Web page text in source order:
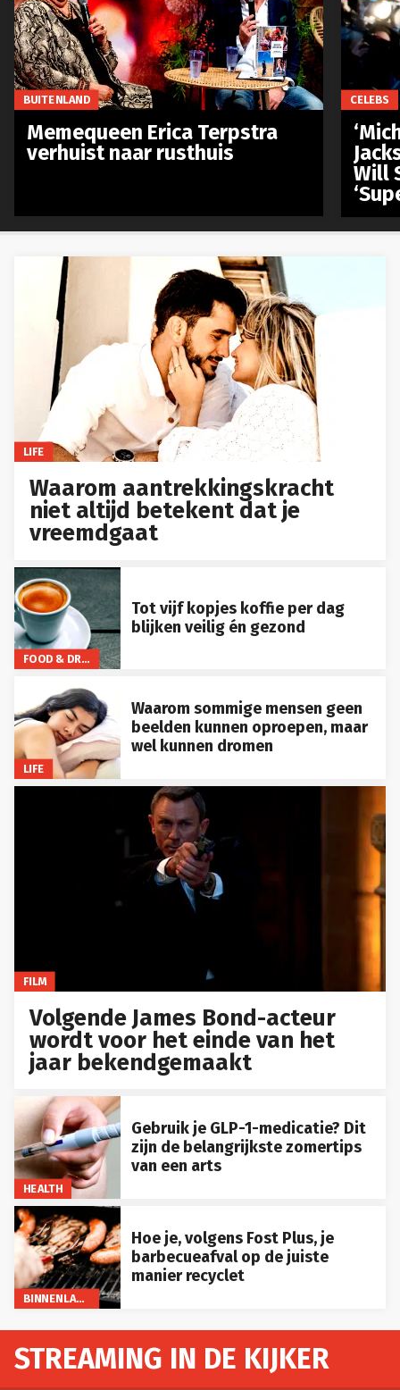
LIFE
Waarom aantrekkingskracht
niet altijd betekent dat je
vreemdgaat
FOOD & DRINKS
Tot vijf kopjes koffie per dag
blijken veilig én gezond
LIFE
Waarom sommige mensen geen
beelden kunnen oproepen, maar
wel kunnen dromen
FILM
Volgende James Bond-acteur
wordt voor het einde van het
jaar bekendgemaakt
HEALTH
Gebruik je GLP-1-medicatie? Dit
zijn de belangrijkste zomertips
van een arts
BINNENLAND
Hoe je, volgens Fost Plus, je
barbecueafval op de juiste
manier recyclet
BUITENLAND
Memequeen Erica Terpstra
verhuist naar rusthuis
CELEBS
Will
STREAMING IN DE KIJKER